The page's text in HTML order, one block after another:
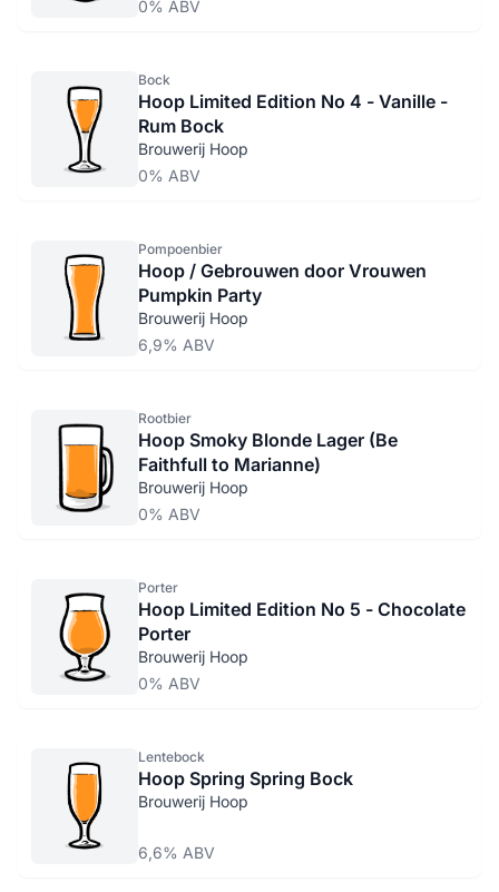
0% ABV
Bock
Hoop Limited Edition No 4 - Vanille -
Rum Bock
Brouwerij Hoop
0% ABV
Pompoenbier
Hoop / Gebrouwen door Vrouwen
Pumpkin Party
Brouwerij Hoop
6,9% ABV
Rootbier
Hoop Smoky Blonde Lager (Be
Faithfull to Marianne)
Brouwerij Hoop
0% ABV
Porter
Hoop Limited Edition No 5 - Chocolate
Porter
Brouwerij Hoop
0% ABV
Lentebock
Hoop Spring Spring Bock
Brouwerij Hoop
6,6% ABV